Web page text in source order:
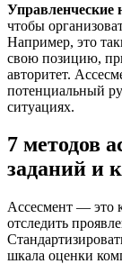
Управленческие
чтобы
Например, это
свою позицию,
авторитет.
потенциальный
ситуациях.
7 методов
заданий и
Ассесмент — это
отследить
шкала оценки